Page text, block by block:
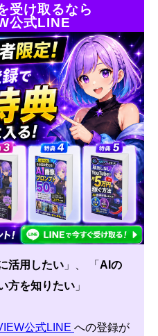
受け取るなら
公式LINE
活用したい 」、 「 AIの
方を知りたい 」
公式LINE への登録が